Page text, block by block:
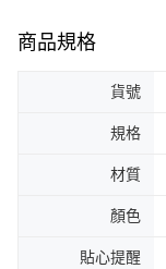
商品規格
貨號
規格
材質
顏色
貼心提醒